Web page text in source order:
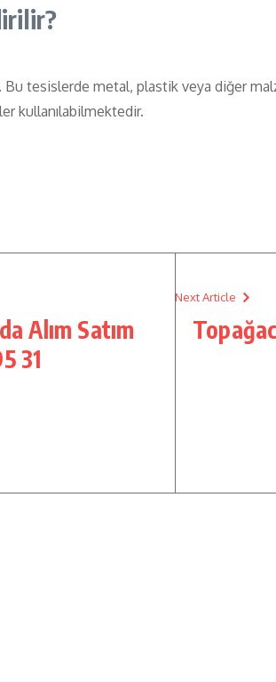
tesislerde metal, plastik veya diğer
kullanılabilmektedir.
Alım Satım
31
Next Article